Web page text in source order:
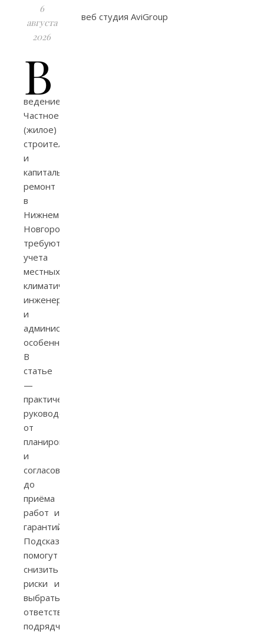
6
августа
2026
В
ведение
Частное
(жилое)
строительство
и
капитальный
ремонт
в
Нижнем
Новгороде
требуют
учета
местных
климатических,
инженерных
и
административных
особенностей.
В
статье
—
практическое
руководство:
от
планирования
и
согласований
до
приёма
работ и
гарантий.
Подсказки
помогут
снизить
риски и
выбрать
ответственных
подрядчиков.
веб студия AviGroup